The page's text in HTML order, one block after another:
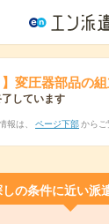
】変圧器部品の
しています
報は、 ページ下部 からご
しの条件に近い派